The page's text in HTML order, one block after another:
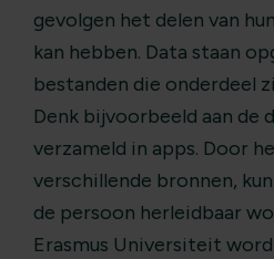
gevolgen het delen van
kan hebben. Data staan
bestanden die onderdeel
Denk bijvoorbeeld aan de
verzameld in apps. Door
verschillende bronnen,
de persoon herleidbaar
Erasmus Universiteit